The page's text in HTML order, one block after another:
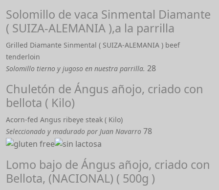
Solomillo de vaca Sinmental Diamante
( SUIZA-ALEMANIA ),a la parrilla
Grilled Diamante Sinmental ( SUIZA-ALEMANIA ) beef
tenderloin
Solomillo tierno y jugoso en nuestra parrilla. 28
Chuletón de Ángus añojo, criado con
bellota ( Kilo)
Acorn-fed Angus ribeye steak ( Kilo)
Seleccionado y madurado por Juan Navarro 78
Lomo bajo de Ángus añojo, criado con
Bellota, (NACIONAL) ( 500g )